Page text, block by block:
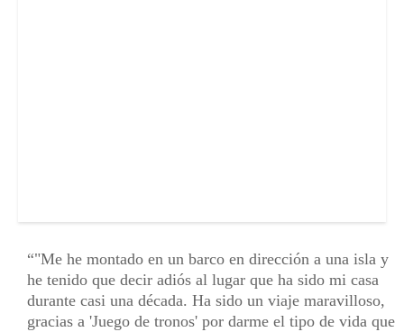
"Me he montado en un barco en dirección a una isla y
he tenido que decir adiós al lugar que ha sido mi casa
durante casi una década. Ha sido un viaje maravilloso,
gracias a 'Juego de tronos' por darme el tipo de vida que